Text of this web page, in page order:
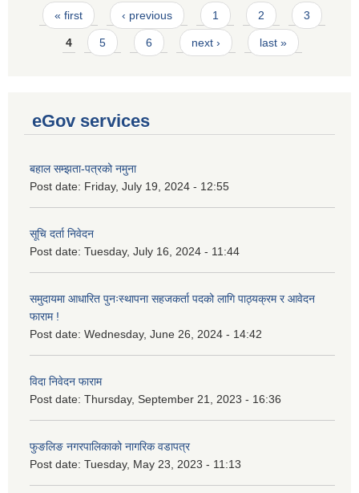
Pages
« first ‹ previous 1 2 3
4 5 6 next › last »
eGov services
बहाल सम्झता-पत्रको नमुना
Post date: Friday, July 19, 2024 - 12:55
सूचि दर्ता निवेदन
Post date: Tuesday, July 16, 2024 - 11:44
समुदायमा आधारित पुनःस्थापना सहजकर्ता पदको लागि पाठ्यक्रम र आवेदन
फाराम !
Post date: Wednesday, June 26, 2024 - 14:42
विदा निवेदन फाराम
Post date: Thursday, September 21, 2023 - 16:36
फुङलिङ नगरपालिकाको नागरिक वडापत्र
Post date: Tuesday, May 23, 2023 - 11:13